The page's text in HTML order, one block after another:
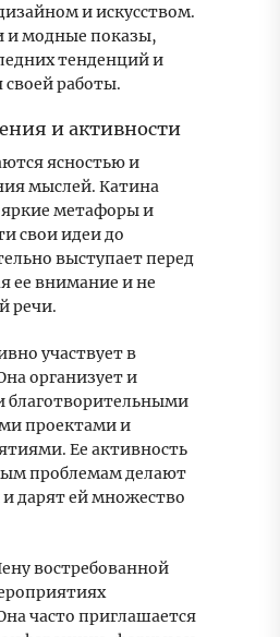
и искусством.
и модные показы,
тенденций и
работы.
и активности
ясностью и
мыслей. Катина
яркие метафоры и
свои идеи до
выступает перед
ее внимание и не
речи.
участвует в
организует и
благотворительными
проектами и
Ее активность
проблемам делают
дарят ей множество
востребованной
часто приглашается